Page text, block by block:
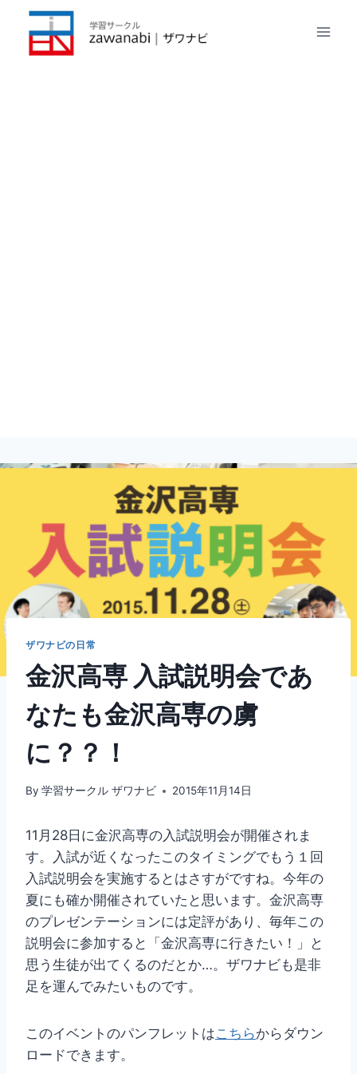
ザワナビの日常
金沢高専 入試説明会であ
なたも金沢高専の虜
に？？！
By 学習サークル ザワナビ 2015年11月14日
11月28日に金沢高専の入試説明会が開催されま
す。入試が近くなったこのタイミングでもう１回
入試説明会を実施するとはさすがですね。今年の
夏にも確か開催されていたと思います。金沢高専
のプレゼンテーションには定評があり、毎年この
説明会に参加すると「金沢高専に行きたい！」と
思う生徒が出てくるのだとか…。ザワナビも是非
足を運んでみたいものです。
このイベントのパンフレットはこちらからダウン
ロードできます。